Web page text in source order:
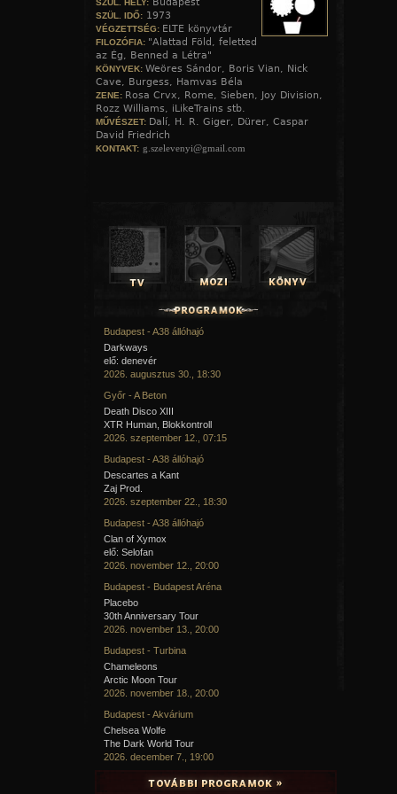
A hozzászóláshoz
SZÜL. HELY: Budapest
SZÜL. IDŐ: 1973
VÉGZETTSÉG: ELTE könyvtár
FILOZÓFIA: "Alattad Föld, feletted
az Ég, Benned a Létra"
KÖNYVEK: Weöres Sándor, Boris Vian, Nick
Cave, Burgess, Hamvas Béla
ZENE: Rosa Crvx, Rome, Sieben, Joy Division,
Rozz Williams, iLikeTrains stb.
MŰVÉSZET: Dalí, H. R. Giger, Dürer, Caspar
David Friedrich
KONTAKT: g.szelevenyi@gmail.com
Budapest - A38 állóhajó
Darkways
elő: denevér
2026. augusztus 30., 18:30
Győr - A Beton
Death Disco XIII
XTR Human, Blokkontroll
2026. szeptember 12., 07:15
Budapest - A38 állóhajó
Descartes a Kant
Zaj Prod.
2026. szeptember 22., 18:30
Budapest - A38 állóhajó
Clan of Xymox
elő: Selofan
2026. november 12., 20:00
Budapest - Budapest Aréna
Placebo
30th Anniversary Tour
2026. november 13., 20:00
Budapest - Turbina
Chameleons
Arctic Moon Tour
2026. november 18., 20:00
Budapest - Akvárium
Chelsea Wolfe
The Dark World Tour
2026. december 7., 19:00